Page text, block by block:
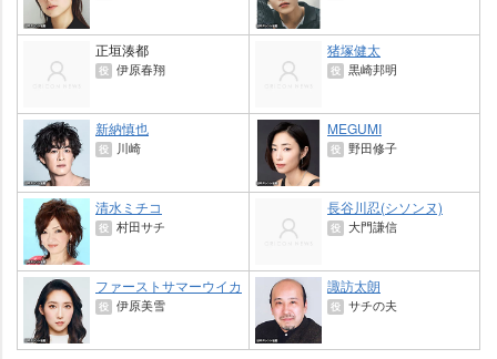
正垣湊都
役 伊原春翔
猪塚健太
役 黒崎邦明
新納慎也
役 川崎
MEGUMI
役 野田修子
清水ミチコ
役 村田サチ
長谷川忍(シソンヌ)
役 大門謙信
ファーストサマーウイカ
役 伊原美雪
諏訪太朗
役 サチの夫